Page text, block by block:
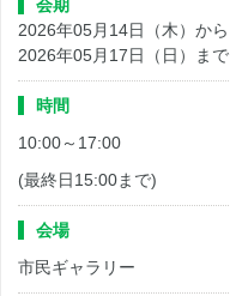
会期
2026年05月14日（木）から
2026年05月17日（日）まで
時間
10:00～17:00
(最終日15:00まで)
会場
市民ギャラリー